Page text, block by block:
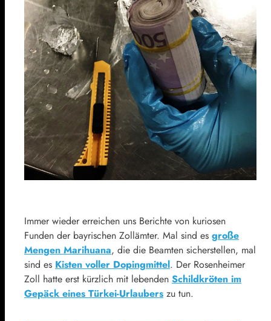
Immer wieder erreichen uns Berichte von kuriosen
Funden der bayrischen Zollämter. Mal sind es große
Mengen Marihuana, die die Beamten sicherstellen, mal
sind es Kisten voller Dopingmittel. Der Rosenheimer
Zoll hatte erst kürzlich mit lebenden Schildkröten im
Gepäck eines Türkei-Urlaubers zu tun.